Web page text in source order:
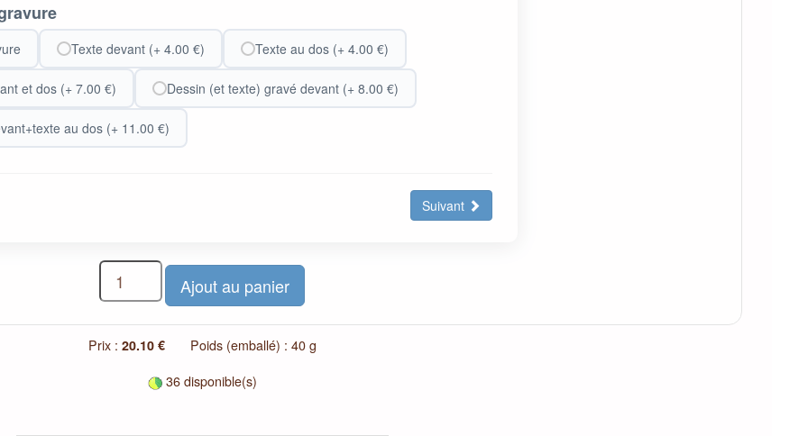
Texte devant (+ 4.00 €) Texte au dos (+ 4.00 €)
et dos (+ 7.00 €) Dessin (et texte) gravé devant (+ 8.00 €)
au dos (+ 11.00 €)
Suivant
Prix : 20.10 €
Poids (emballé) : 40 g
36 disponible(s)